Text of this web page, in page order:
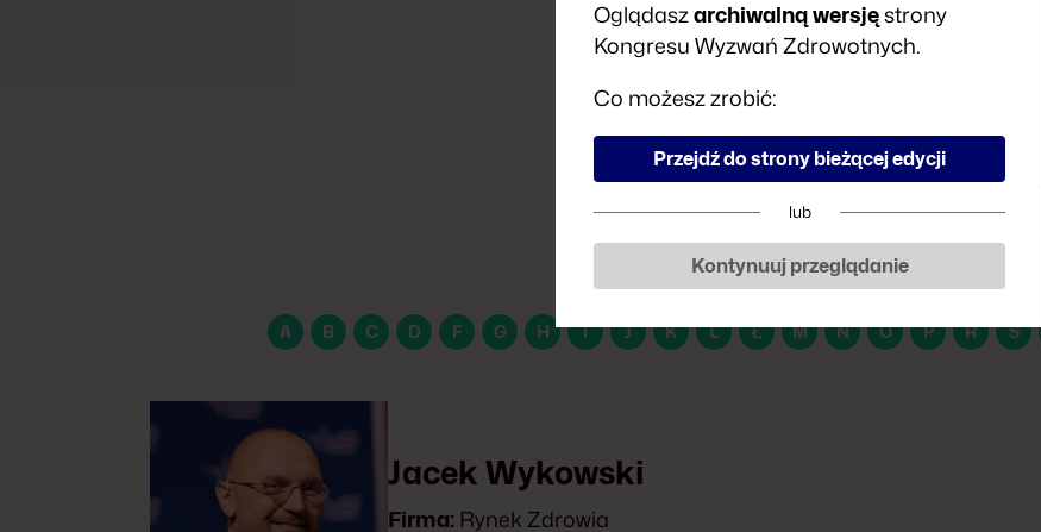
A B C D F G H I J K L Ł M N O P R S
Jacek Wykowski
Firma: Rynek Zdrowia
Oglądaszarchiwalną wersjęstrony
Kongresu Wyzwań Zdrowotnych.
Co możesz zrobić:
Przejdź do strony bieżącej edycji
lub
Kontynuuj przeglądanie